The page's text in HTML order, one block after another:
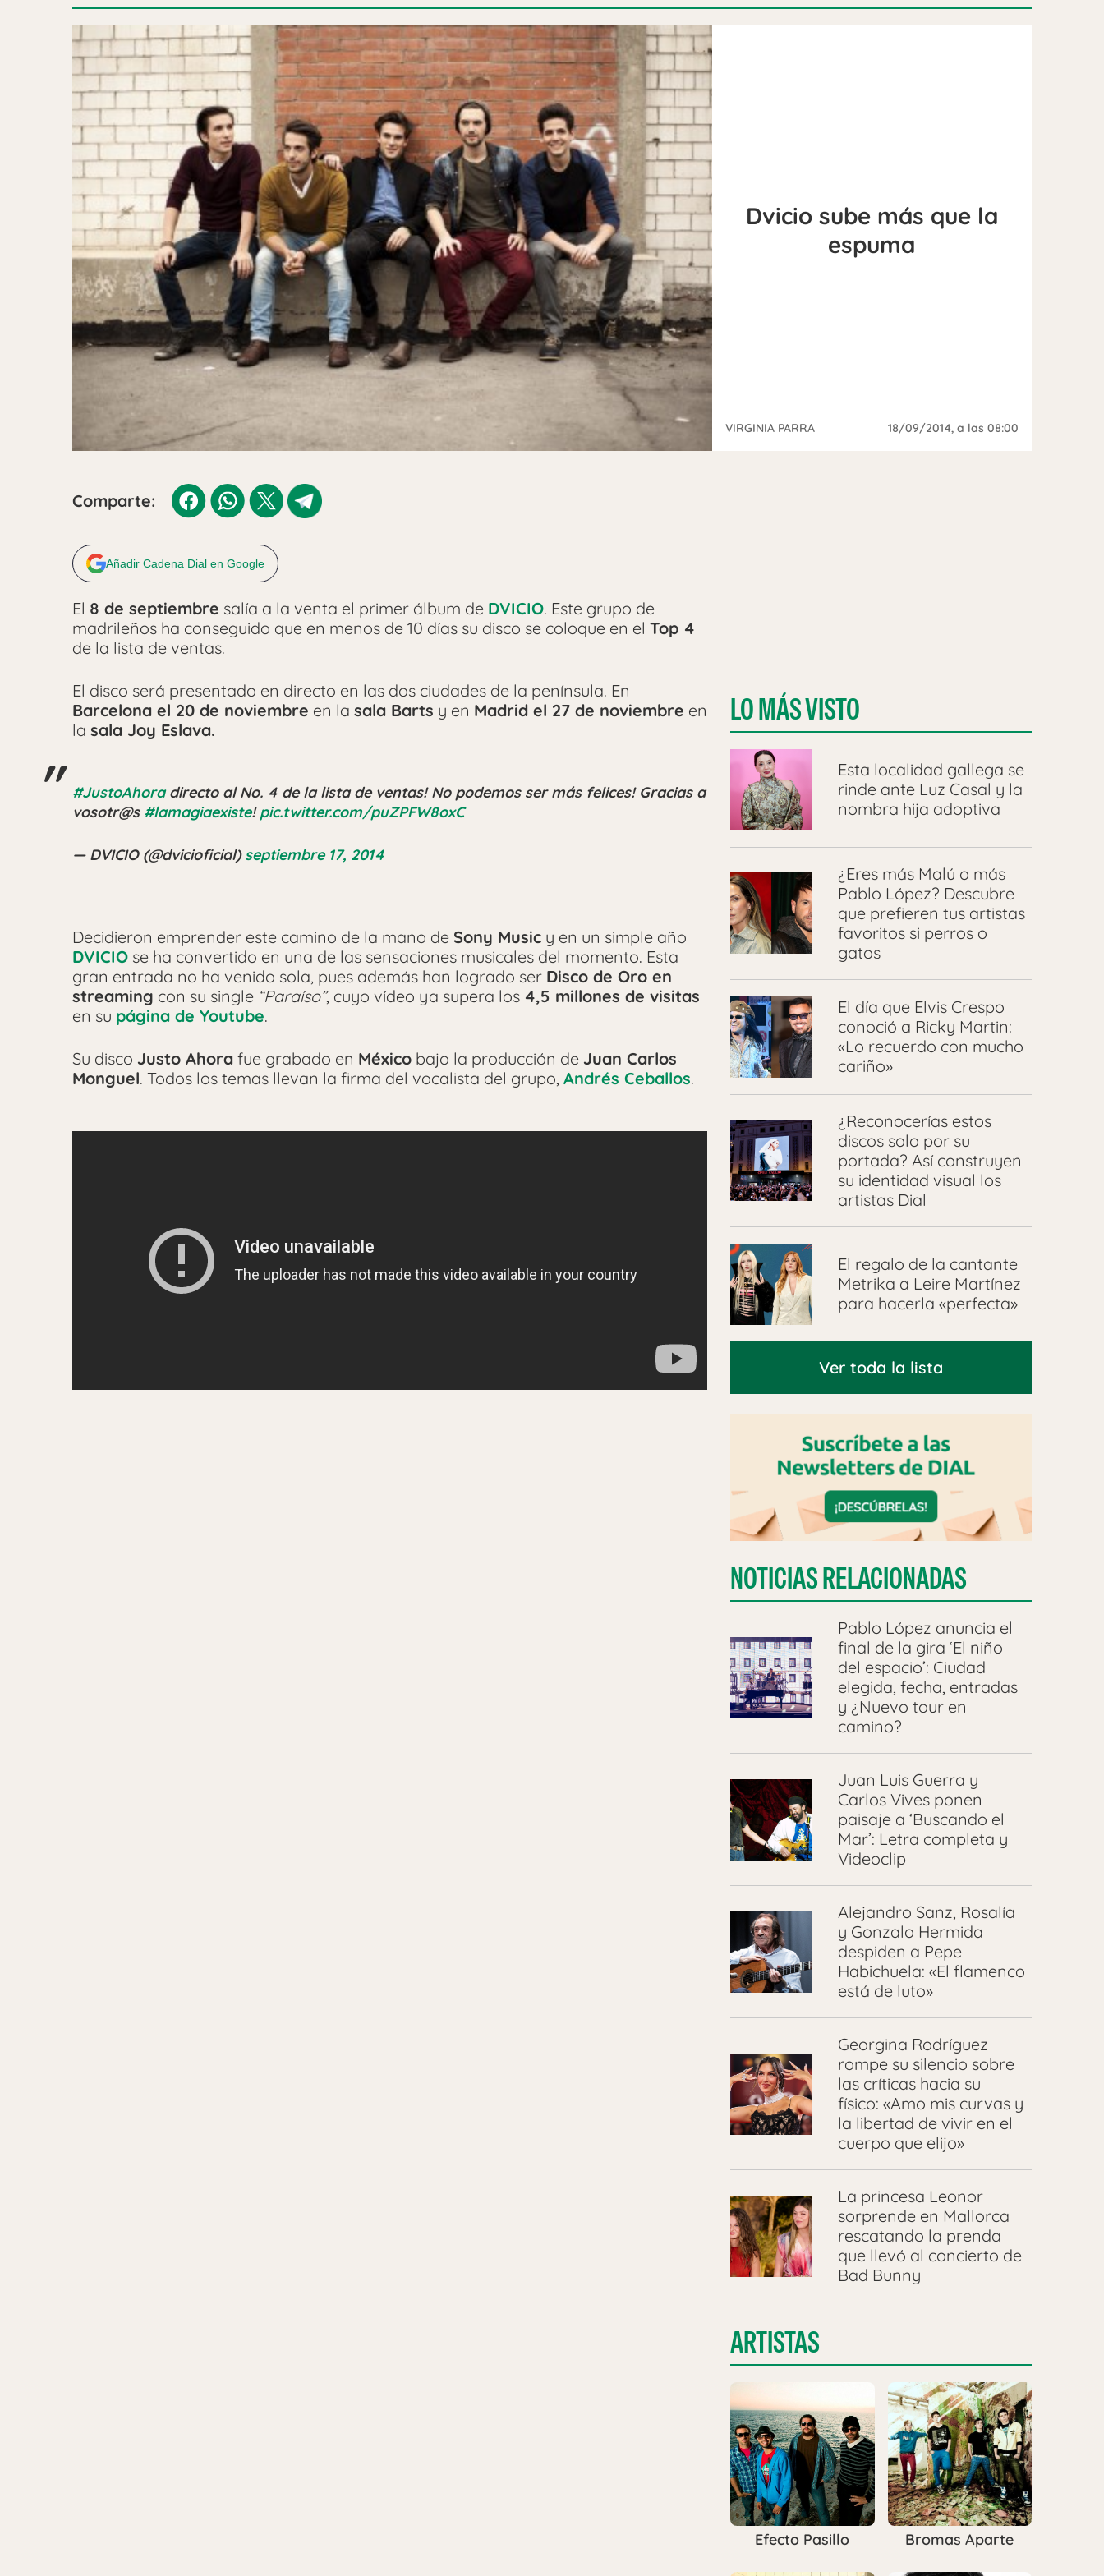
Dvicio sube más que la
espuma
VIRGINIA PARRA 18/09/2014, a las 08:00
Comparte:
Añadir Cadena Dial en Google
El 8 de septiembre salía a la venta el primer álbum de DVICIO. Este grupo de
madrileños ha conseguido que en menos de 10 días su disco se coloque en el Top 4
de la lista de ventas.
El disco será presentado en directo en las dos ciudades de la península. En
Barcelona el 20 de noviembre en la sala Barts y en Madrid el 27 de noviembre en
la sala Joy Eslava.
#JustoAhoradirecto al No. 4 de la lista de ventas! No podemos ser más felices! Gracias a
vosotr@s #lamagiaexiste!pic.twitter.com/puZPFW8oxC
— DVICIO (@dvicioficial)septiembre 17, 2014
Decidieron emprender este camino de la mano de Sony Music y en un simple año
DVICIO se ha convertido en una de las sensaciones musicales del momento. Esta
gran entrada no ha venido sola, pues además han logrado ser Disco de Oro en
streaming con su single “Paraíso”, cuyo vídeo ya supera los 4,5 millones de visitas
en su página de Youtube.
Su disco Justo Ahora fue grabado en México bajo la producción de Juan Carlos
Monguel. Todos los temas llevan la firma del vocalista del grupo, Andrés Ceballos.
LO MÁS VISTO
Esta localidad gallega se
rinde ante Luz Casal y la
nombra hija adoptiva
¿Eres más Malú o más
Pablo López? Descubre
que prefieren tus artistas
favoritos si perros o
gatos
El día que Elvis Crespo
conoció a Ricky Martin:
«Lo recuerdo con mucho
cariño»
¿Reconocerías estos
discos solo por su
portada? Así construyen
su identidad visual los
artistas Dial
El regalo de la cantante
Metrika a Leire Martínez
para hacerla «perfecta»
Ver toda la lista
NOTICIAS RELACIONADAS
Pablo López anuncia el
final de la gira ‘El niño
del espacio’: Ciudad
elegida, fecha, entradas
y ¿Nuevo tour en
camino?
Juan Luis Guerra y
Carlos Vives ponen
paisaje a ‘Buscando el
Mar’: Letra completa y
Videoclip
Alejandro Sanz, Rosalía
y Gonzalo Hermida
despiden a Pepe
Habichuela: «El flamenco
está de luto»
Georgina Rodríguez
rompe su silencio sobre
las críticas hacia su
físico: «Amo mis curvas y
la libertad de vivir en el
cuerpo que elijo»
La princesa Leonor
sorprende en Mallorca
rescatando la prenda
que llevó al concierto de
Bad Bunny
ARTISTAS
Efecto Pasillo Bromas Aparte